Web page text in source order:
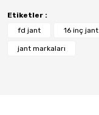
Etiketler :
fd jant
16 inç jant
jant markaları